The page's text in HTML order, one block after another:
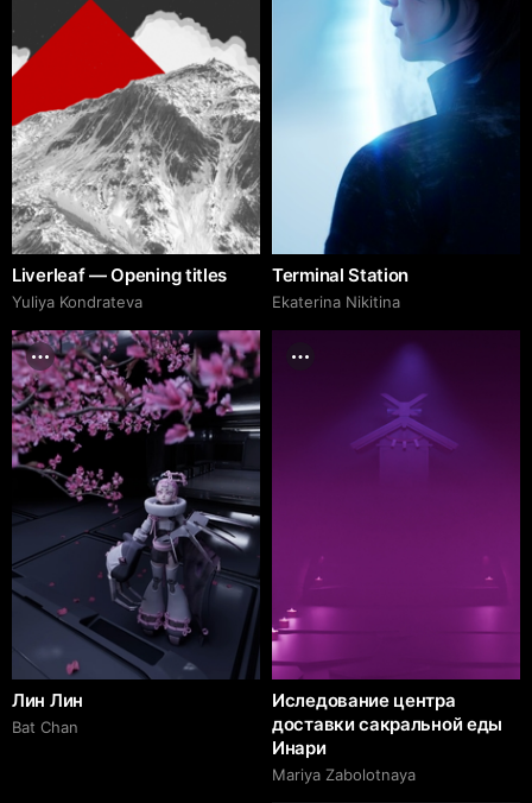
Liverleaf — Opening titles
Yuliya Kondrateva
Terminal Station
Ekaterina Nikitina
Лин Лин
Bat Chan
Иследование центра
доставки сакральной еды
Инари
Mariya Zabolotnaya